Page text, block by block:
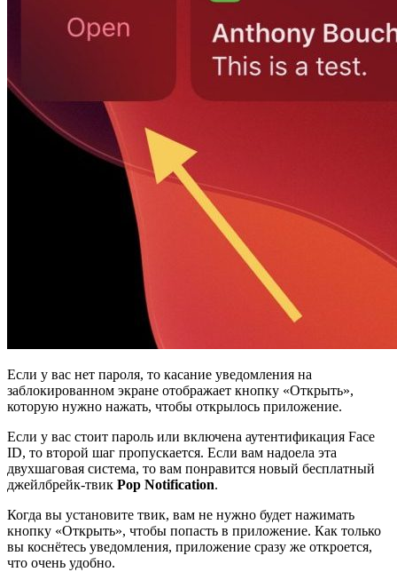
Если у вас нет пароля, то касание уведомления на
заблокированном экране отображает кнопку «Открыть»,
которую нужно нажать, чтобы открылось приложение.
Если у вас стоит пароль или включена аутентификация Face
ID, то второй шаг пропускается. Если вам надоела эта
двухшаговая система, то вам понравится новый бесплатный
джейлбрейк-твик Pop Notification.
Когда вы установите твик, вам не нужно будет нажимать
кнопку «Открыть», чтобы попасть в приложение. Как только
вы коснётесь уведомления, приложение сразу же откроется,
что очень удобно.